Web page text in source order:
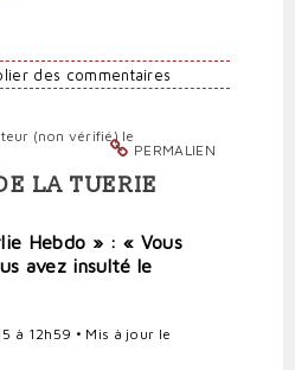
des commentaires
PERMALIEN
(non vérifié) le
LA TUERIE
Hebdo » : « Vous
avez insulté le
à 12h59 • Mis à jour le